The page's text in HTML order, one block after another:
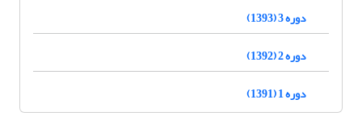
دوره 3 (1393)
دوره 2 (1392)
دوره 1 (1391)